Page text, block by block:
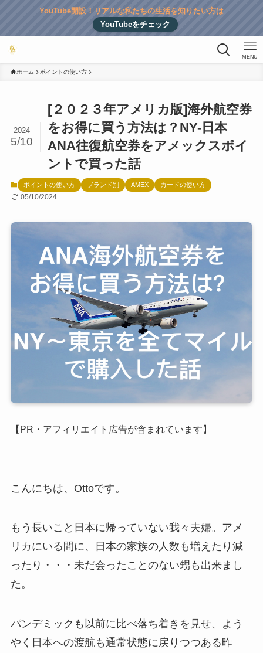
YouTube開設！リアルな私たちの生活を知りたい方は
YouTubeをチェック
MENU
ホーム ポイントの使い方
[２０２３年アメリカ版]海外航空券
をお得に買う方法は？NY-日本
ANA往復航空券をアメックスポイ
ントで買った話
2024
5/10
ポイントの使い方 ブランド別 AMEX カードの使い方
05/10/2024
【PR・アフィリエイト広告が含まれています】
こんにちは、Ottoです。
もう長いこと日本に帰っていない我々夫婦。アメ
リカにいる間に、日本の家族の人数も増えたり減
ったり・・・未だ会ったことのない甥も出来まし
た。
パンデミックも以前に比べ落ち着きを見せ、よう
やく日本への渡航も通常状態に戻りつつある昨